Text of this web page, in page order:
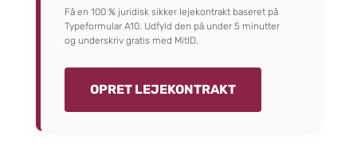
Få en 100 % juridisk sikker lejekontrakt baseret på
Typeformular A10. Udfyld den på under 5 minutter
og underskriv gratis med MitID.
OPRET LEJEKONTRAKT